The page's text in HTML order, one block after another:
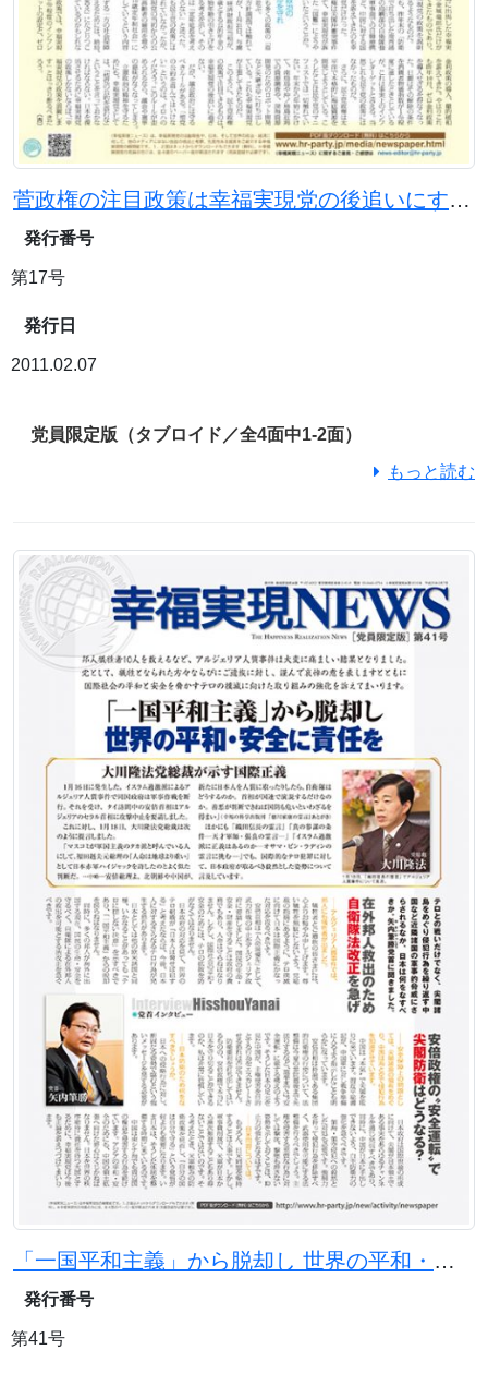
菅政権の注目政策は幸福実現党の後追いにすぎない
発行番号
第17号
発行日
2011.02.07
党員限定版（タブロイド／全4面中1-2面）
もっと読む
「一国平和主義」から脱却し 世界の平和・安全に責任を
発行番号
第41号